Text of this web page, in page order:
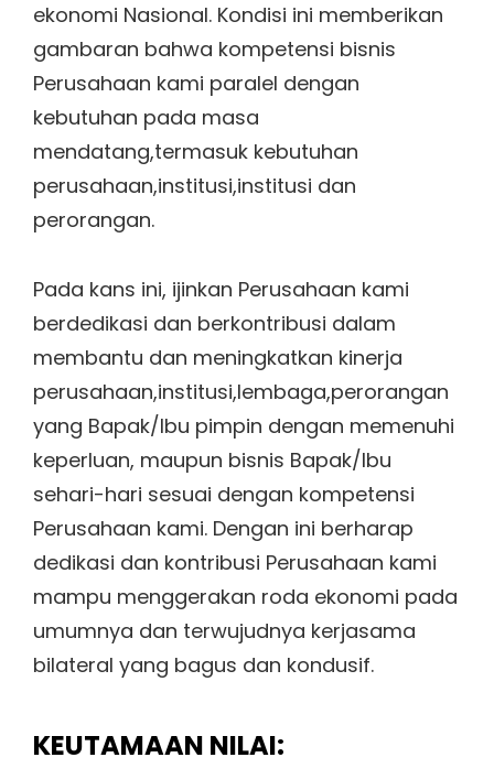
ekonomi Nasional. Kondisi ini memberikan
gambaran bahwa kompetensi bisnis
Perusahaan kami paralel dengan
kebutuhan pada masa
mendatang,termasuk kebutuhan
perusahaan,institusi,institusi dan
perorangan.
Pada kans ini, ijinkan Perusahaan kami
berdedikasi dan berkontribusi dalam
membantu dan meningkatkan kinerja
perusahaan,institusi,lembaga,perorangan
yang Bapak/Ibu pimpin dengan memenuhi
keperluan, maupun bisnis Bapak/Ibu
sehari-hari sesuai dengan kompetensi
Perusahaan kami. Dengan ini berharap
dedikasi dan kontribusi Perusahaan kami
mampu menggerakan roda ekonomi pada
umumnya dan terwujudnya kerjasama
bilateral yang bagus dan kondusif.
KEUTAMAAN NILAI: